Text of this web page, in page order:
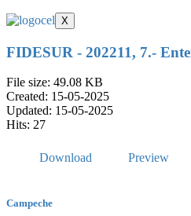
X
FIDESUR - 202211, 7.-
File size: 49.08 KB
Created: 15-05-2025
Updated: 15-05-2025
Hits: 27
Download Preview
Campeche